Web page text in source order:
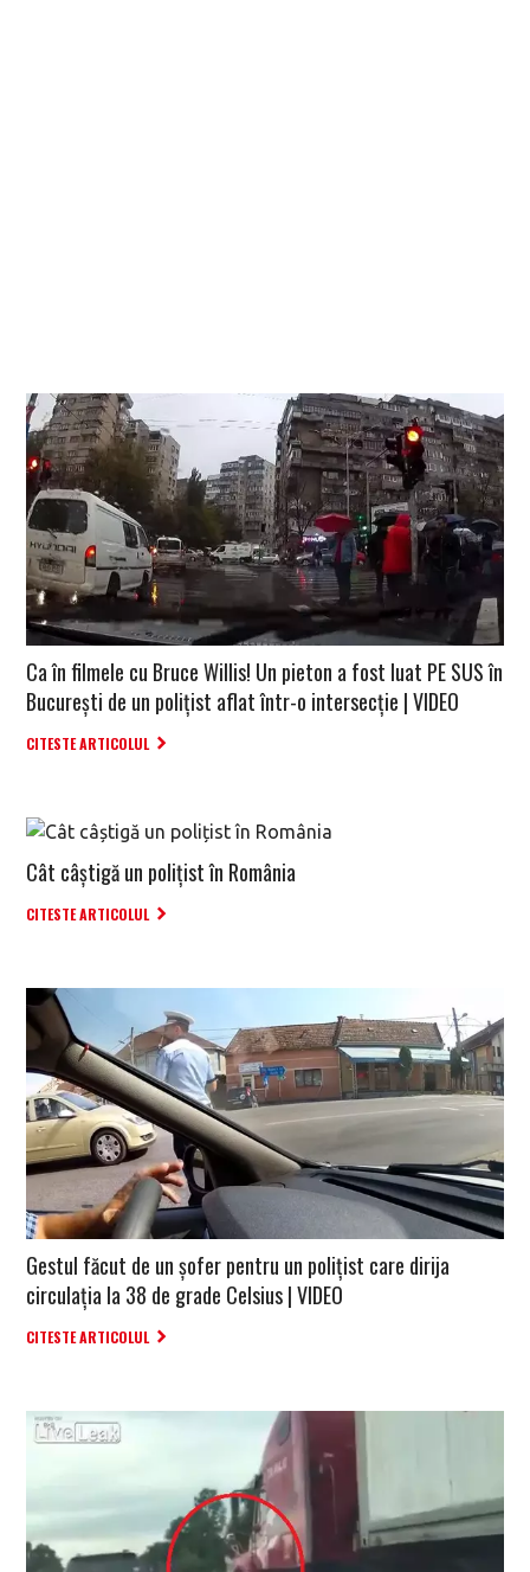
Ca în filmele cu Bruce Willis! Un pieton a fost luat PE SUS în
București de un polițist aflat într-o intersecție | VIDEO
CITESTE ARTICOLUL
Cât câștigă un polițist în România
CITESTE ARTICOLUL
Gestul făcut de un șofer pentru un polițist care dirija
circulația la 38 de grade Celsius | VIDEO
CITESTE ARTICOLUL